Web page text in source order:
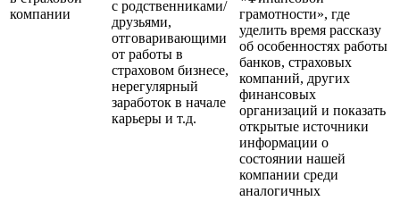
компании
с родственниками/
друзьями,
отговаривающими
от работы в
страховом бизнесе,
нерегулярный
заработок в начале
карьеры и т.д.
грамотности», где
уделить время рассказу
об особенностях работы
банков, страховых
компаний, других
финансовых
организаций и показать
открытые источники
информации о
состоянии нашей
компании среди
аналогичных